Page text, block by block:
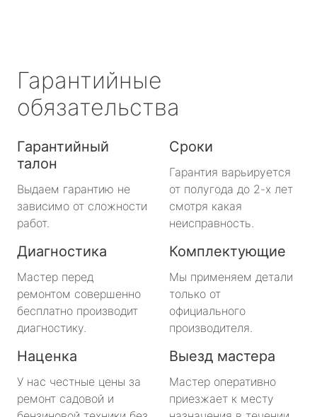
Гарантийные
обязательства
Гарантийный
талон
Выдаем гарантию не
зависимо от сложности
работ.
Сроки
Гарантия варьируется
от полугода до 2-х лет
смотря какая
неисправность.
Диагностика
Мастер перед
ремонтом совершенно
бесплатно производит
диагностику.
Комплектующие
Мы применяем детали
только от
официального
производителя.
Наценка
У нас честные цены за
ремонт садовой и
Выезд мастера
Мастер оперативно
приезжает к месту